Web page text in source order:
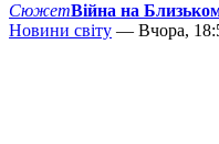
СюжетВійна на
Новини світу — Вчора,